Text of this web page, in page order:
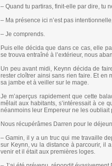
– Quand tu partiras, finit-elle par dire, tu
– Ma présence ici n’est pas
– Je comprends.
Puis elle décida que dans ce cas, elle
se trouva entraîné à l’extérieur, nous
Un peu avant midi, Keynn décida de
rester cloîtrer ainsi sans rien faire. Et en
sa jambe et à veiller sur le mage.
Je m’aperçus rapidement que cette
mêlait aux habitants, s’intéressait à ce
néanmoins leur Empereur ne les oubliait
Nous récupérâmes Darren pour le
– Gamin, il y a un truc qui me travaille
sur Keynn, vu la distance à parcourir, il
venir et il était aux premières loges.